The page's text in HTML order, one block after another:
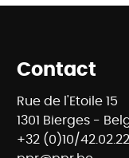
Contact
Rue de l'Etoile 15
1301 Bierges -
+32 (0)10/42.02.22